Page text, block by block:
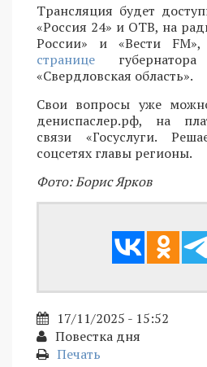
Трансляция будет
«Россия 24» и ОТВ, на
России» и «Вести
странице
«Свердловская область».
Свои вопросы уже
дениспаслер.рф, на
связи «Госуслуги.
соцсетях главы регионы.
Фото: Борис Ярков
17/11/2025 - 15:52
Повестка дня
Печать